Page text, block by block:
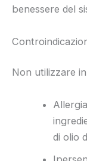
benessere del
Non utilizzare
di olio